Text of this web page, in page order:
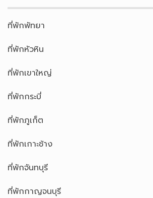
ที่พักพัทยา
ที่พักหัวหิน
ที่พักเขาใหญ่
ที่พักกระบี่
ที่พักภูเก็ต
ที่พักเกาะช้าง
ที่พักจันทบุรี
ที่พักกาญจนบุรี